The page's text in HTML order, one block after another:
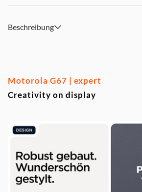
Beschreibung
Motorola G67 | expert
Creativity on display